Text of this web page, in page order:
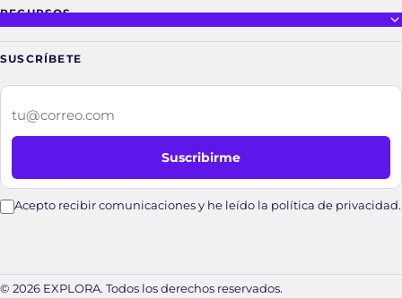
RECURSOS
SUSCRÍBETE
Suscribirme
Acepto recibir comunicaciones y he leído la política de privacidad.
© 2026 EXPLORA. Todos los derechos reservados.